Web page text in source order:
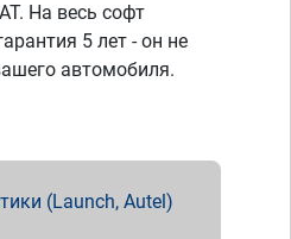
На весь софт
5 лет - он не
автомобиля.
(Launch, Autel)